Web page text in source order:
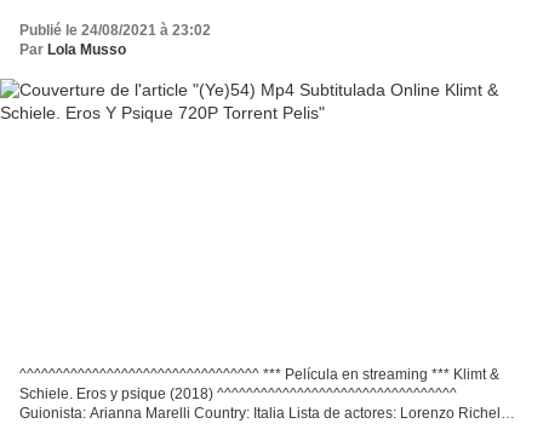
Publié le 24/08/2021 à 23:02
Par Lola Musso
^^^^^^^^^^^^^^^^^^^^^^^^^^^^^^^^^ *** Película en streaming *** Klimt &
Schiele. Eros y psique (2018) ^^^^^^^^^^^^^^^^^^^^^^^^^^^^^^^^^
Guionista: Arianna Marelli Country: Italia Lista de actores: Lorenzo Richelmy,